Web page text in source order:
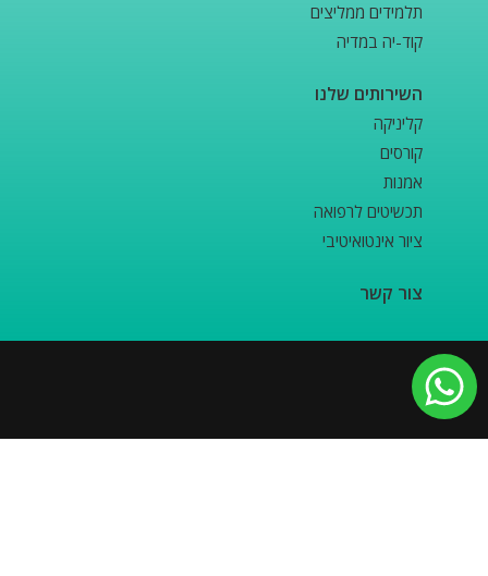
תלמידים ממליצים
קוד-יה במדיה
השירותים שלנו
קליניקה
קורסים
אמנות
תכשיטים לרפואה
ציור אינטואיטיבי
צור קשר